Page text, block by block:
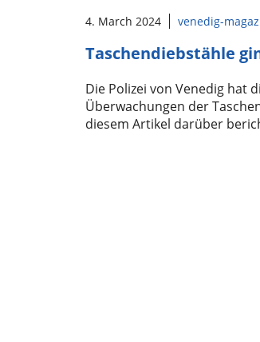
4. March 2024 venedig-
Taschendiebstähle
Die Polizei von Venedig hat
Überwachungen der
diesem Artikel darüber